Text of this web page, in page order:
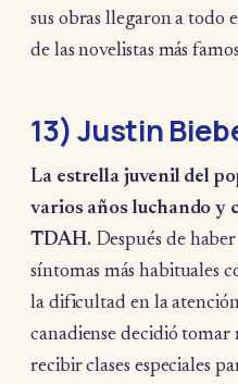
sus obras llegaron a todo
de las novelistas más
13) Justin
La estrella juvenil del
varios años luchando y
TDAH. Después de
síntomas más habituales
la dificultad en la
canadiense decidió
recibir clases especiales